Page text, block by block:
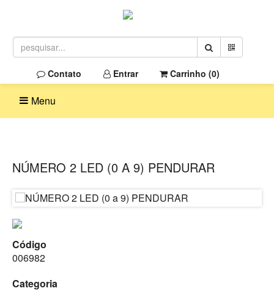
Contato Entrar Carrinho (0)
Menu
NÚMERO 2 LED (0 A 9) PENDURAR
Código
006982
Categoria